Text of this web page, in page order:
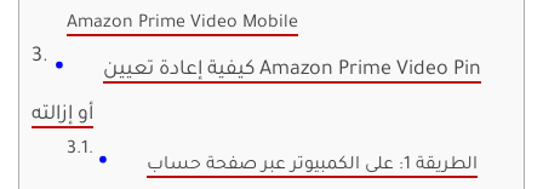
Amazon Prime Video Mobile
كيفية إعادة تعيين Amazon Prime Video Pin
أو إزالته
الطريقة 1: على الكمبيوتر عبر صفحة حساب